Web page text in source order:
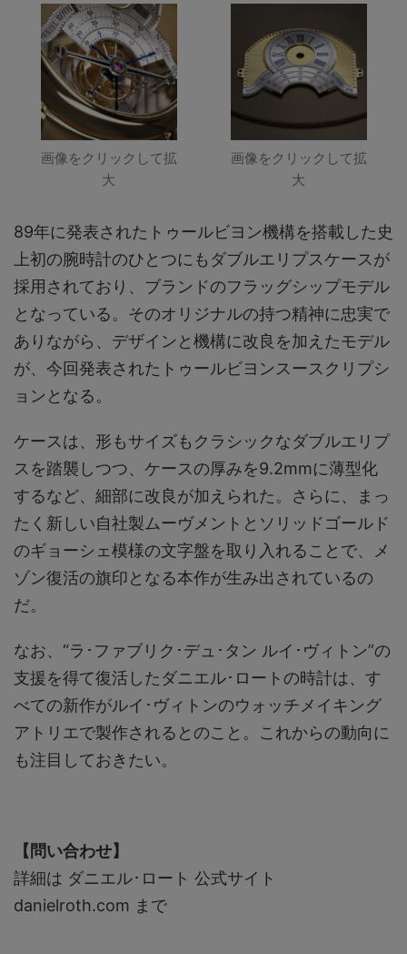
画像をクリックして拡
大
画像をクリックして拡
大
89年に発表されたトゥールビヨン機構を搭載した史
上初の腕時計のひとつにもダブルエリプスケースが
採用されており、ブランドのフラッグシップモデル
となっている。そのオリジナルの持つ精神に忠実で
ありながら、デザインと機構に改良を加えたモデル
が、今回発表されたトゥールビヨンスースクリプシ
ョンとなる。
ケースは、形もサイズもクラシックなダブルエリプ
スを踏襲しつつ、ケースの厚みを9.2mmに薄型化
するなど、細部に改良が加えられた。さらに、まっ
たく新しい自社製ムーヴメントとソリッドゴールド
のギョーシェ模様の文字盤を取り入れることで、メ
ゾン復活の旗印となる本作が生み出されているの
だ。
なお、“ラ･ファブリク･デュ･タン ルイ･ヴィトン”の
支援を得て復活したダニエル･ロートの時計は、す
べての新作がルイ･ヴィトンのウォッチメイキング
アトリエで製作されるとのこと。これからの動向に
も注目しておきたい。
【問い合わせ】
詳細は ダニエル･ロート 公式サイト
danielroth.com まで